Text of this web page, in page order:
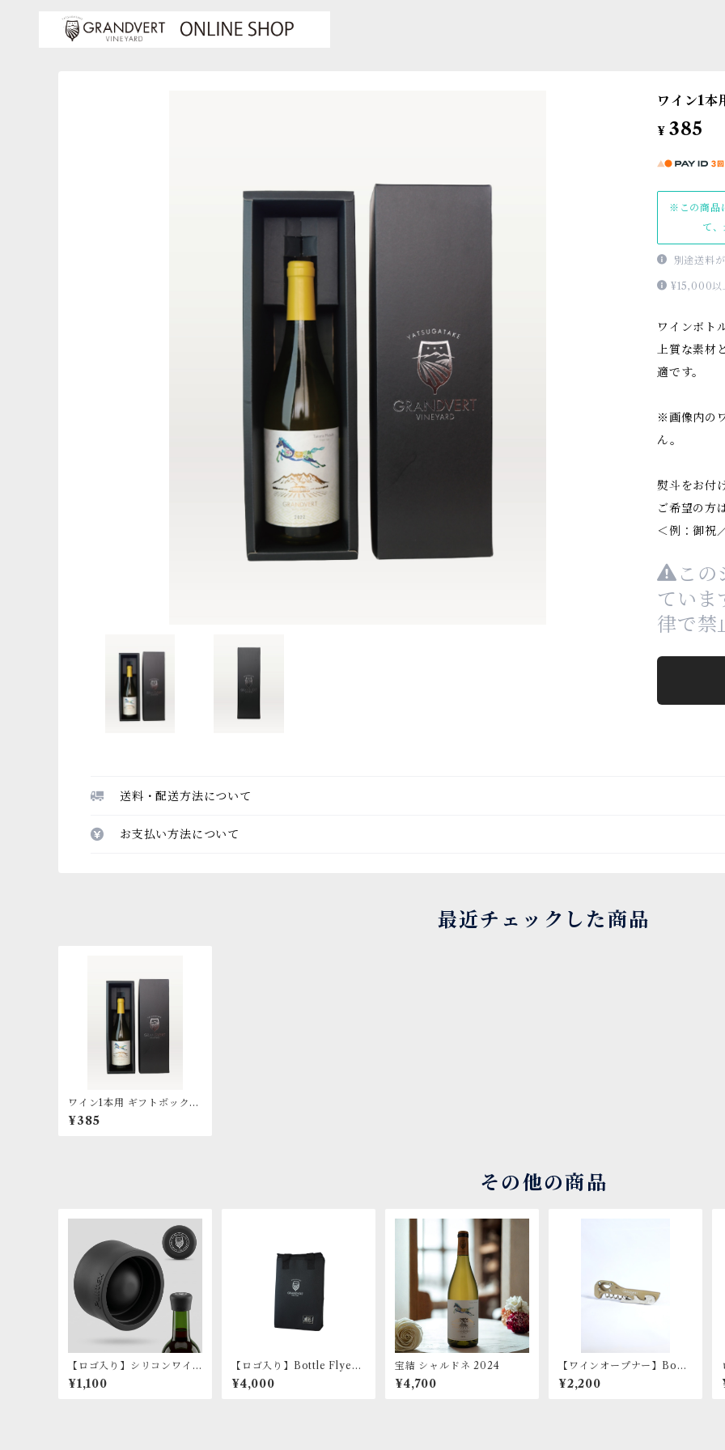
ワイン1本
¥ 385
※この商品
て
別途送料
¥15,000以
ワインボト
上質な素材
適です。
※画像内の
ん。
熨斗をお付
ご希望の方
＜例：御祝
こ
ていま
律で禁
送料・配送方法について
お支払い方法について
最近チェックした商品
ワイン1本用 ギフトボックス
（箱のみ）
¥385
その他の商品
【ロゴ入り】シリコンワイ
ンストッパー（黒）
¥1,100
【ロゴ入り】Bottle Flyer
DUO（ワイン2本用保冷バ
ッグ）
¥4,000
宝結 シャルドネ 2024
¥4,700
【ワインオープナー】Boo
merang X.tend
¥2,200